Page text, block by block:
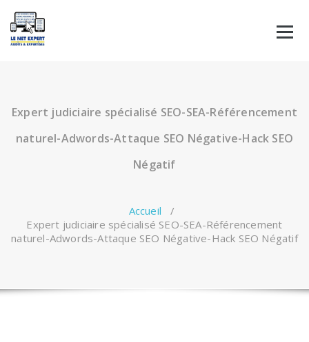
au
contenu
Expert judiciaire spécialisé SEO-SEA-Référencement
naturel-Adwords-Attaque SEO Négative-Hack SEO
Négatif
Accueil /
Expert judiciaire spécialisé SEO-SEA-Référencement
naturel-Adwords-Attaque SEO Négative-Hack SEO Négatif